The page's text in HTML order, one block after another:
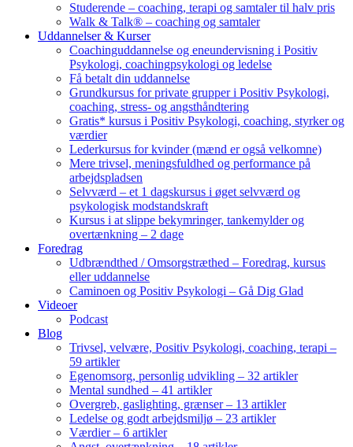
Studerende – coaching, terapi og samtaler til halv pris
Walk & Talk® – coaching og samtaler
Uddannelser & Kurser
Coachinguddannelse og eneundervisning i Positiv
Psykologi, coachingpsykologi og ledelse
Få betalt din uddannelse
Grundkursus for private grupper i Positiv Psykologi,
coaching, stress- og angsthåndtering
Gratis* kursus i Positiv Psykologi, coaching, styrker og
værdier
Lederkursus for kvinder (mænd er også velkomne)
Mere trivsel, meningsfuldhed og performance på
arbejdspladsen
Selvværd – et 1 dagskursus i øget selvværd og
psykologisk modstandskraft
Kursus i at slippe bekymringer, tankemylder og
overtænkning – 2 dage
Foredrag
Udbrændthed / Omsorgstræthed – Foredrag, kursus
eller uddannelse
Caminoen og Positiv Psykologi – Gå Dig Glad
Videoer
Podcast
Blog
Trivsel, velvære, Positiv Psykologi, coaching, terapi –
59 artikler
Egenomsorg, personlig udvikling – 32 artikler
Mental sundhed – 41 artikler
Overgreb, gaslighting, grænser – 13 artikler
Ledelse og godt arbejdsmiljø – 23 artikler
Værdier – 6 artikler